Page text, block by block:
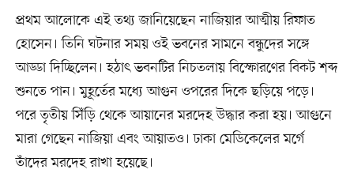
প্রথম আলোকে এই তথ্য জানিয়েছেন নাজিয়ার আত্মীয় রিফাত
হোসেন। তিনি ঘটনার সময় ওই ভবনের সামনে বন্ধুদের সঙ্গে
আড্ডা দিচ্ছিলেন। হঠাৎ ভবনটির নিচতলায় বিস্ফোরণের বিকট শব্দ
শুনতে পান। মুহূর্তের মধ্যে আগুন ওপরের দিকে ছড়িয়ে পড়ে।
পরে তৃতীয় সিঁড়ি থেকে আয়ানের মরদেহ উদ্ধার করা হয়। আগুনে
মারা গেছেন নাজিয়া এবং আয়াতও। ঢাকা মেডিকেলের মর্গে
তাঁদের মরদেহ রাখা হয়েছে।